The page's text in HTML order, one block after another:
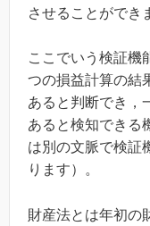
させることができ
ここでいう検証機
つの損益計算の結
あると判断でき，
あると検知できる
は別の文脈で検証
ります）。
財産法とは年初の